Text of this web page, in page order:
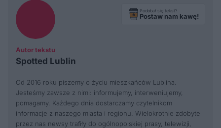
Autor tekstu
Spotted Lublin
Podobał się tekst?
Postaw nam kawę!
Od 2016 roku piszemy o życiu mieszkańców Lublina.
Jesteśmy zawsze z nimi: informujemy, interweniujemy,
pomagamy. Każdego dnia dostarczamy czytelnikom
informacje z naszego miasta i regionu. Wielokrotnie zdobyte
przez nas newsy trafiły do ogólnopolskiej prasy, telewizji,